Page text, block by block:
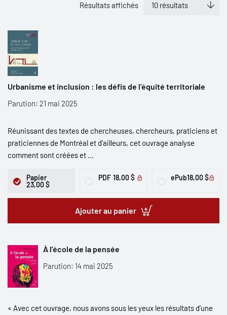
Résultats affichés
Urbanisme et inclusion : les défis de l’équité territoriale
Parution: 21 mai 2025
Réunissant des textes de chercheuses, chercheurs, praticiens et
praticiennes de Montréal et d’ailleurs, cet ouvrage analyse
comment sont créées et ...
Papier
23,00 $
PDF 18,00 $ ePub18,00 $
Ajouter au panier
À l’école de la pensée
Parution: 14 mai 2025
« Avec cet ouvrage, nous avons sous les yeux les résultats d’une